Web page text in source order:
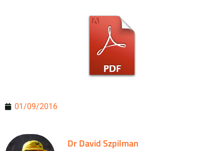
01/09/2016
Dr David Szpilman